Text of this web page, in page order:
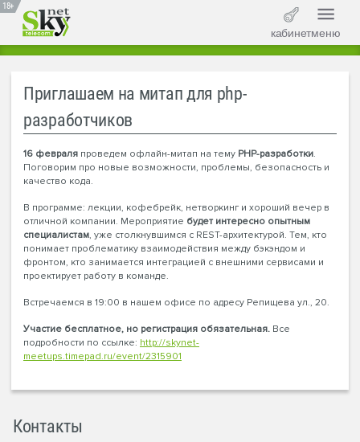
18+
кабинетменю
Приглашаем на митап для php-
разработчиков
16 февраля проведем офлайн-митап на тему PHP-разработки.
Поговорим про новые возможности, проблемы, безопасность и
качество кода.
В программе: лекции, кофебрейк, нетворкинг и хороший вечер в
отличной компании. Мероприятие будет интересно опытным
специалистам, уже столкнувшимся с REST-архитектурой. Тем, кто
понимает проблематику взаимодействия между бэкэндом и
фронтом, кто занимается интеграцией с внешними сервисами и
проектирует работу в команде.
Встречаемся в 19:00 в нашем офисе по адресу Репищева ул., 20.
Участие бесплатное, но регистрация обязательная. Все
подробности по ссылке: http://skynet-
meetups.timepad.ru/event/2315901
Контакты